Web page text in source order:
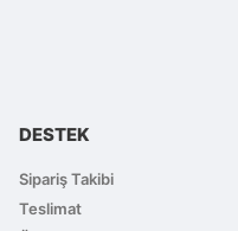
DESTEK
Sipariş Takibi
Teslimat